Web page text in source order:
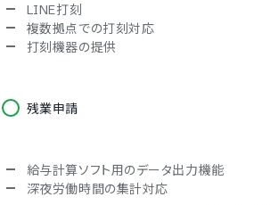
LINE打刻
複数拠点での打刻対応
打刻機器の提供
残業申請
給与計算ソフト用のデータ出力機能
深夜労働時間の集計対応